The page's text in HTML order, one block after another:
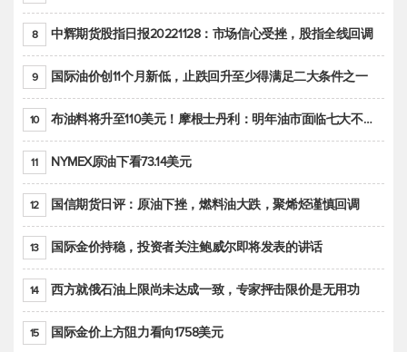
8 中辉期货股指日报20221128：市场信心受挫，股指全线回调
9 国际油价创11个月新低，止跌回升至少得满足二大条件之一
10 布油料将升至110美元！摩根士丹利：明年油市面临七大不确定性
11 NYMEX原油下看73.14美元
12 国信期货日评：原油下挫，燃料油大跌，聚烯烃谨慎回调
13 国际金价持稳，投资者关注鲍威尔即将发表的讲话
14 西方就俄石油上限尚未达成一致，专家抨击限价是无用功
15 国际金价上方阻力看向1758美元